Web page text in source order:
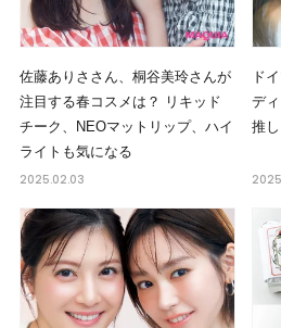
佐藤ありささん、桐谷美玲さんが
注目する春コスメは？ リキッド
チーク、NEOマットリップ、ハイ
ライトも気になる
2025.02.03
ド
デ
推